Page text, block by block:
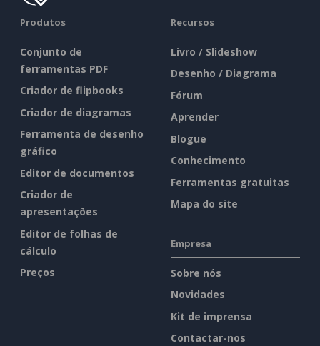
Produtos
Conjunto de
ferramentas PDF
Criador de flipbooks
Criador de diagramas
Ferramenta de desenho
gráfico
Editor de documentos
Criador de
apresentações
Editor de folhas de
cálculo
Preços
Recursos
Livro / Slideshow
Desenho / Diagrama
Fórum
Aprender
Blogue
Conhecimento
Ferramentas gratuitas
Mapa do site
Empresa
Sobre nós
Novidades
Kit de imprensa
Contactar-nos